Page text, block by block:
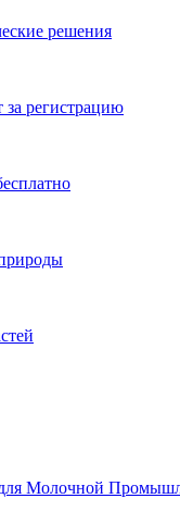
решения
за регистрацию
Молочной